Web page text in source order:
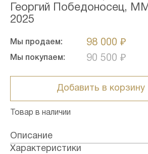
Георгий Победоносец,
2025
Мы продаем: 98 000 ₽
Мы покупаем: 90 500 ₽
Добавить в корзину
Товар в наличии
Описание
Аверс
Характеристики